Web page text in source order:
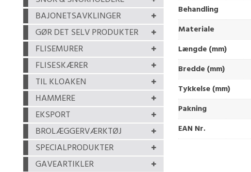
Behandling
Materiale
Længde (mm)
Bredde (mm)
Tykkelse (mm)
Pakning
EAN Nr.
BAJONETSAVKLINGER
GØR DET SELV PRODUKTER
FLISEMURER
FLISESKÆRER
TIL KLOAKEN
HAMMERE
EKSPORT
BROLÆGGERVÆRKTØJ
SPECIALPRODUKTER
GAVEARTIKLER